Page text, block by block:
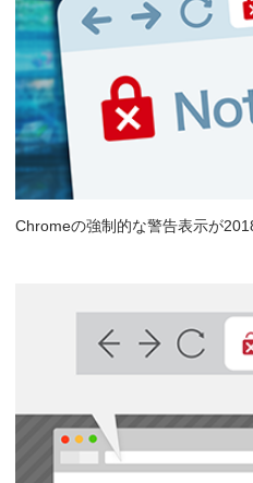
Chromeの強制的な警告表示が